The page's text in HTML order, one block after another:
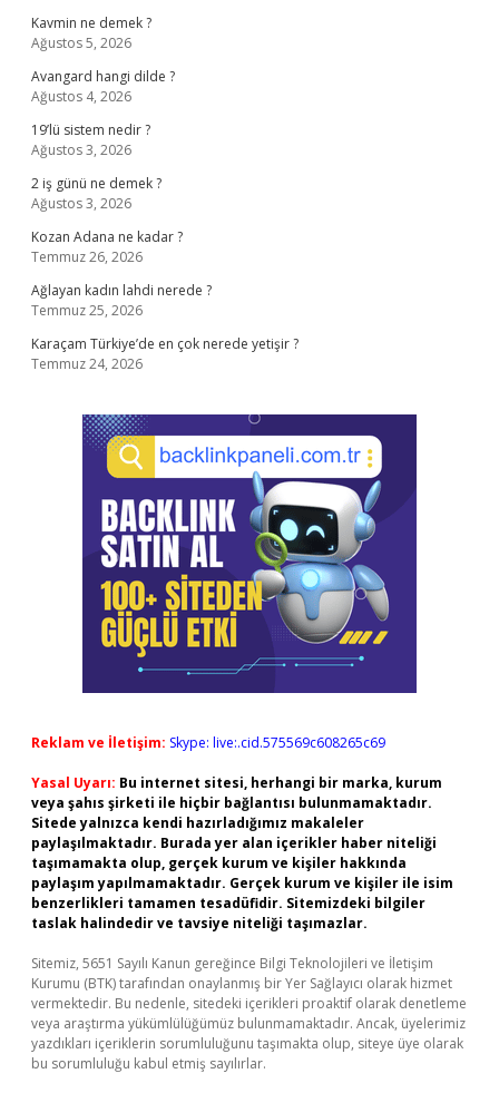
Kavmin ne demek ?
Ağustos 5, 2026
Avangard hangi dilde ?
Ağustos 4, 2026
19’lü sistem nedir ?
Ağustos 3, 2026
2 iş günü ne demek ?
Ağustos 3, 2026
Kozan Adana ne kadar ?
Temmuz 26, 2026
Ağlayan kadın lahdi nerede ?
Temmuz 25, 2026
Karaçam Türkiye’de en çok nerede yetişir ?
Temmuz 24, 2026
Reklam ve İletişim: Skype: live:.cid.575569c608265c69
Yasal Uyarı: Bu internet sitesi, herhangi bir marka, kurum
veya şahıs şirketi ile hiçbir bağlantısı bulunmamaktadır.
Sitede yalnızca kendi hazırladığımız makaleler
paylaşılmaktadır. Burada yer alan içerikler haber niteliği
taşımamakta olup, gerçek kurum ve kişiler hakkında
paylaşım yapılmamaktadır. Gerçek kurum ve kişiler ile isim
benzerlikleri tamamen tesadüfidir. Sitemizdeki bilgiler
taslak halindedir ve tavsiye niteliği taşımazlar.
Sitemiz, 5651 Sayılı Kanun gereğince Bilgi Teknolojileri ve İletişim
Kurumu (BTK) tarafından onaylanmış bir Yer Sağlayıcı olarak hizmet
vermektedir. Bu nedenle, sitedeki içerikleri proaktif olarak denetleme
veya araştırma yükümlülüğümüz bulunmamaktadır. Ancak, üyelerimiz
yazdıkları içeriklerin sorumluluğunu taşımakta olup, siteye üye olarak
bu sorumluluğu kabul etmiş sayılırlar.